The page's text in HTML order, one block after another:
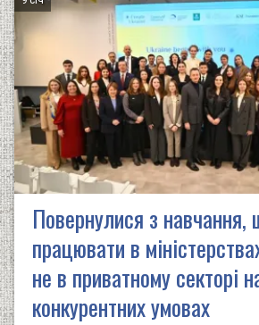
Повернулися з навчання,
працювати в
не в приватному секторі
конкурентних умовах